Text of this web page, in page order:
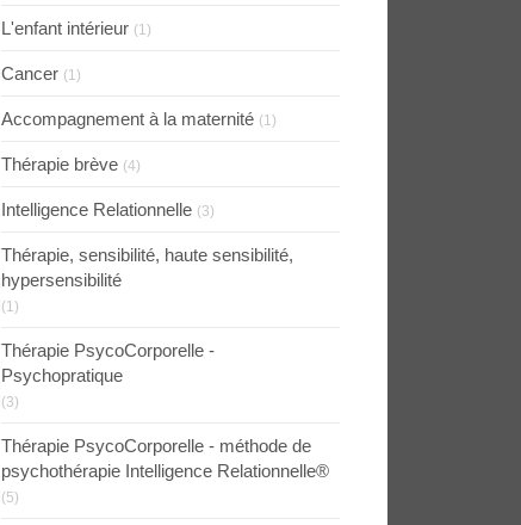
L'enfant intérieur (1)
Cancer (1)
Accompagnement à la maternité (1)
Thérapie brève (4)
Intelligence Relationnelle (3)
Thérapie, sensibilité, haute sensibilité,
hypersensibilité
(1)
Thérapie PsycoCorporelle -
Psychopratique
(3)
Thérapie PsycoCorporelle - méthode de
psychothérapie Intelligence Relationnelle®
(5)